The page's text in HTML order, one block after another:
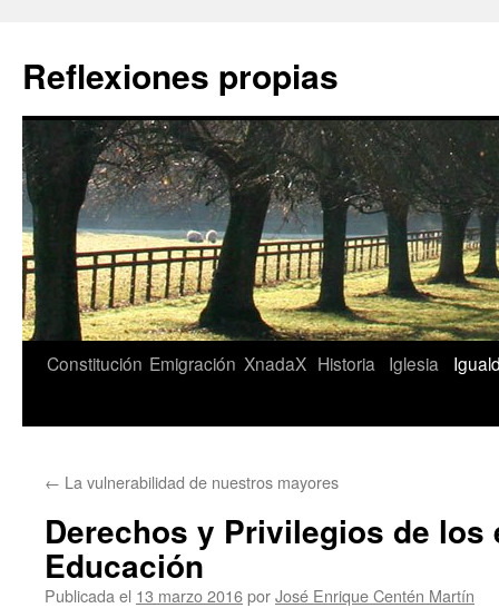
contenido
Reflexiones propias
Constitución Emigración XnadaX Historia Iglesia
← La vulnerabilidad de nuestros mayores
Derechos y Privilegios de los
Educación
Publicada el 13 marzo 2016porJosé Enrique Centén Martín